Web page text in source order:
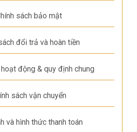
sách bảo mật
đổi trả và hoàn tiền
động & quy định chung
sách vận chuyển
và hình thức thanh toán